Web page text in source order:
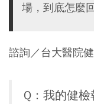
場，到底怎麼
諮詢／台大醫院
Q：我的健